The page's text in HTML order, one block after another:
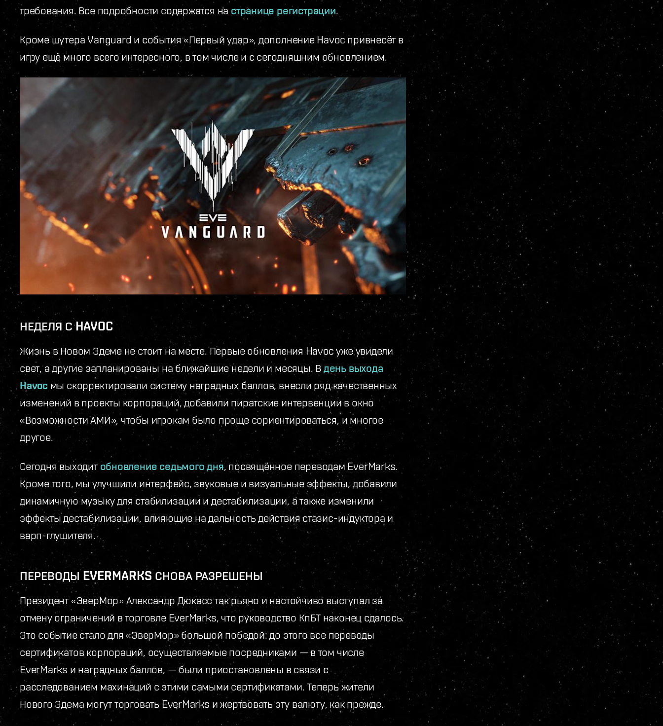
требования. Все подробности содержатся на странице регистрации.
Кроме шутера Vanguard и события «Первый удар», дополнение Havoc привнесёт в
игру ещё много всего интересного, в том числе и с сегодняшним обновлением.
НЕДЕЛЯ С HAVOC
Жизнь в Новом Эдеме не стоит на месте. Первые обновления Havoc уже увидели
свет, а другие запланированы на ближайшие недели и месяцы. Вдень выхода
Havocмы скорректировали систему наградных баллов, внесли ряд качественных
изменений в проекты корпораций, добавили пиратские интервенции в окно
«Возможности АМИ», чтобы игрокам было проще сориентироваться, и многое
другое.
Сегодня выходит обновление седьмого дня, посвящённое переводам EverMarks.
Кроме того, мы улучшили интерфейс, звуковые и визуальные эффекты, добавили
динамичную музыку для стабилизации и дестабилизации, а также изменили
эффекты дестабилизации, влияющие на дальность действия стазис-индуктора и
варп-глушителя.
ПЕРЕВОДЫ EVERMARKS СНОВА РАЗРЕШЕНЫ
Президент «ЭверМор» Александр Дюкасс так рьяно и настойчиво выступал за
отмену ограничений в торговле EverMarks, что руководство КпБТ наконец сдалось.
Это событие стало для «ЭверМор» большой победой: до этого все переводы
сертификатов корпораций, осуществляемые посредниками — в том числе
EverMarks и наградных баллов, — были приостановлены в связи с
расследованием махинаций с этими самыми сертификатами. Теперь жители
Нового Эдема могут торговать EverMarks и жертвовать эту валюту, как прежде.